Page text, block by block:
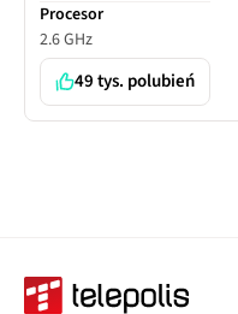
Procesor
2.6 GHz
49 tys. polubień